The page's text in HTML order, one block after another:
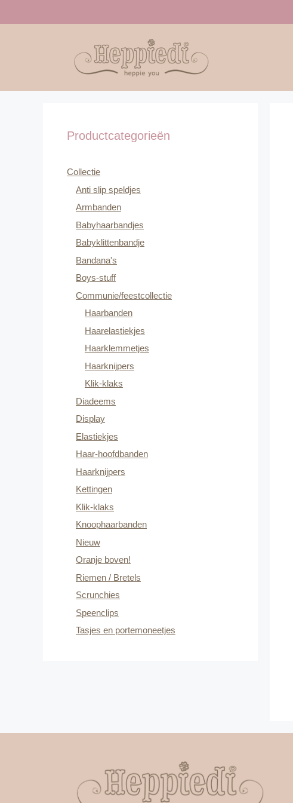
Productcategorieën
Collectie
Anti slip speldjes
Armbanden
Babyhaarbandjes
Babyklittenbandje
Bandana's
Boys-stuff
Communie/feestcollectie
Haarbanden
Haarelastiekjes
Haarklemmetjes
Haarknijpers
Klik-klaks
Diadeems
Display
Elastiekjes
Haar-hoofdbanden
Haarknijpers
Kettingen
Klik-klaks
Knoophaarbanden
Nieuw
Oranje boven!
Riemen / Bretels
Scrunchies
Speenclips
Tasjes en portemoneetjes